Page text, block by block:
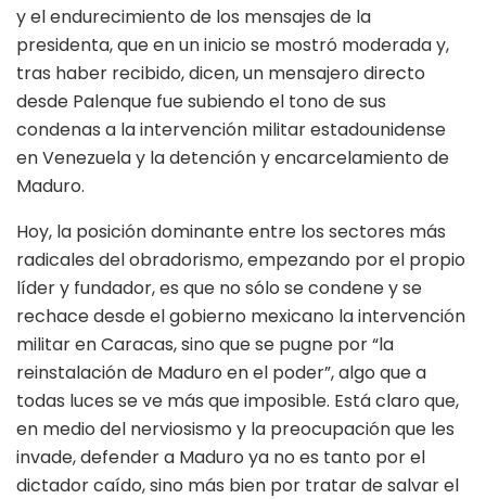
y el endurecimiento de los mensajes de la
presidenta, que en un inicio se mostró moderada y,
tras haber recibido, dicen, un mensajero directo
desde Palenque fue subiendo el tono de sus
condenas a la intervención militar estadounidense
en Venezuela y la detención y encarcelamiento de
Maduro.
Hoy, la posición dominante entre los sectores más
radicales del obradorismo, empezando por el propio
líder y fundador, es que no sólo se condene y se
rechace desde el gobierno mexicano la intervención
militar en Caracas, sino que se pugne por “la
reinstalación de Maduro en el poder”, algo que a
todas luces se ve más que imposible. Está claro que,
en medio del nerviosismo y la preocupación que les
invade, defender a Maduro ya no es tanto por el
dictador caído, sino más bien por tratar de salvar el